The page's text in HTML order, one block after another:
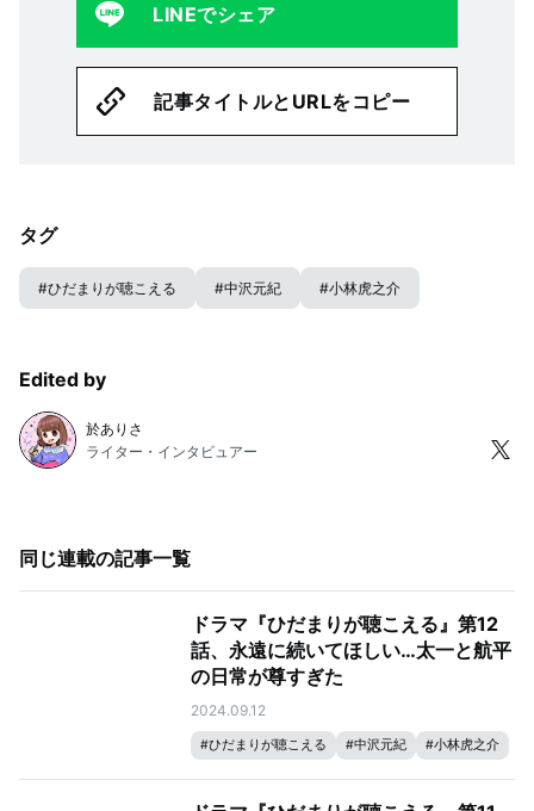
LINEでシェア
記事タイトルとURLをコピー
タグ
#ひだまりが聴こえる #中沢元紀 #小林虎之介
Edited by
於ありさ
ライター・インタビュアー
同じ連載の記事一覧
ドラマ『ひだまりが聴こえる』第12
話、永遠に続いてほしい…太一と航平
の日常が尊すぎた
2024.09.12
#ひだまりが聴こえる #中沢元紀 #小林虎之介